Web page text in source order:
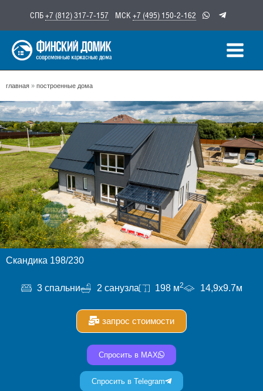
содержимому
СПБ+7 (812) 317-7-157 МСК +7 (495) 150-2-162
главная » построенные дома
Скандика 198/230
3 спальни 2 санузла 198 м2 14,9х9.7м
запрос стоимости
Спросить в MAX
Спросить в Telegram